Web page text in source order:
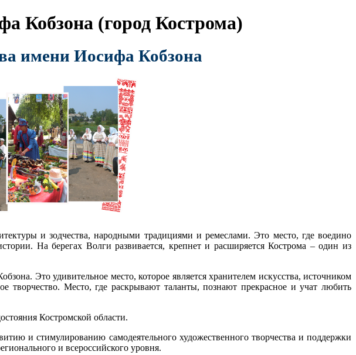
Кобзона (город Кострома)
имени Иосифа Кобзона
и зодчества, народными традициями и ремеслами. Это место, где воедино
На берегах Волги развивается, крепнет и расширяется Кострома – один из
Это удивительное место, которое является хранителем искусства, источником
творчество. Место, где раскрывают таланты, познают прекрасное и учат любить
Костромской области.
и стимулированию самодеятельного художественного творчества и поддержки
и всероссийского уровня.